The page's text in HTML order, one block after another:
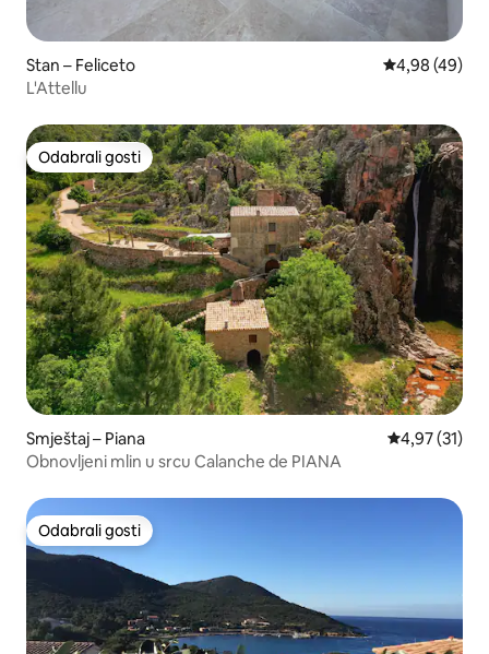
Stan – Feliceto Prosječna
4,98 (49)
L'Attellu
Odabrali gosti
Odabrali gosti
Smještaj – Piana Prosječna
4,97 (31)
Obnovljeni mlin u srcu Calanche de PIANA
Odabrali gosti
Odabrali gosti